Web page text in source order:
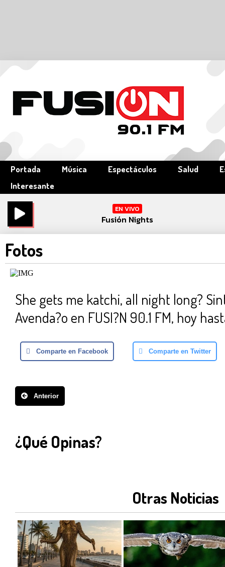
Portada Música Espectáculos Salud
Interesante
EN VIVO
Fusión Nights
Fotos
She gets me katchi, all night long?
Avenda?o en FUSI?N 90.1 FM, hoy
Comparte en Facebook Comparte en Twitter
Anterior
¿Qué Opinas?
Otras Noticias